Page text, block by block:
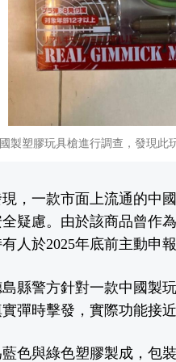
製塑膠玩具槍進行調查，發現此
，一款市面上流通的中
疑慮。由於該商品曾作
人於2025年底前主動申
縣警方針對一款中國製
彈時擊發，實際功能接
色與綠色塑膠製成，包